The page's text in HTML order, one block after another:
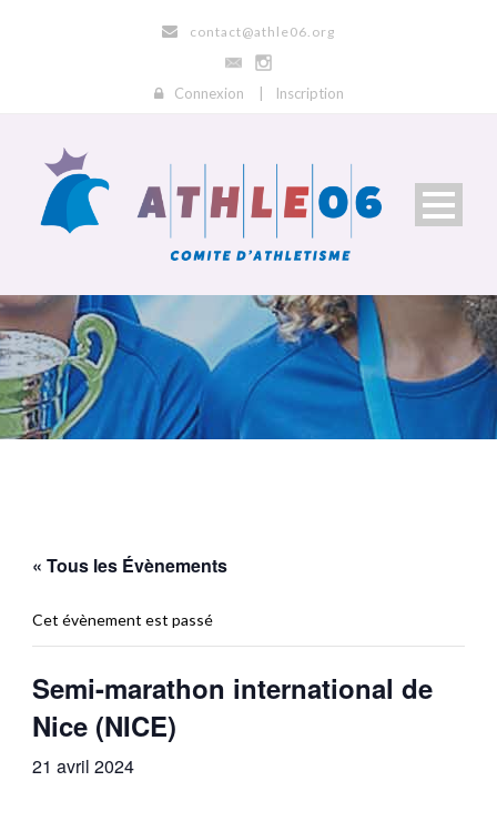
contact@athle06.org
Connexion Inscription
« Tous les Évènements
Cet évènement est passé
Semi-marathon international de
Nice (NICE)
21 avril 2024